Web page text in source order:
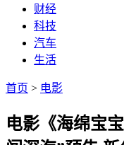
财经
科技
汽车
生活
首页 > 电影
电影《海绵宝